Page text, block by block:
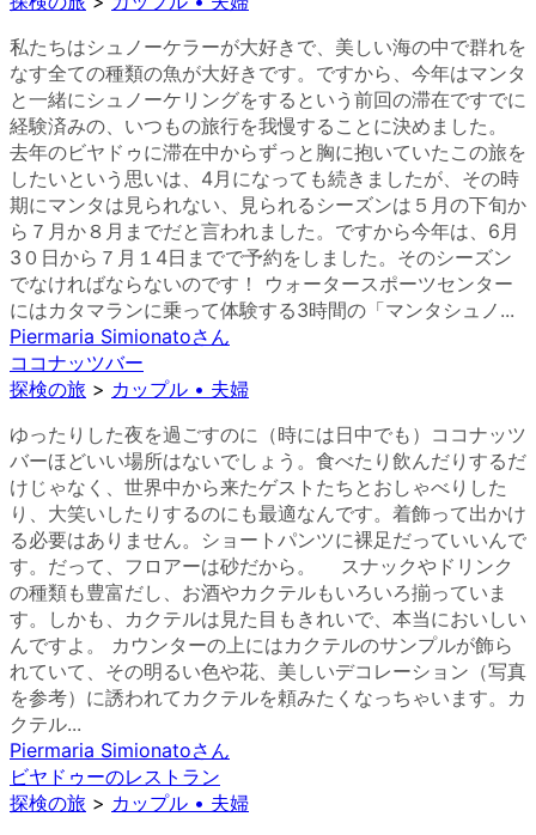
私たちはシュノーケラーが大好きで、美しい海の中で群れを
なす全ての種類の魚が大好きです。ですから、今年はマンタ
と一緒にシュノーケリングをするという前回の滞在ですでに
経験済みの、いつもの旅行を我慢することに決めました。
去年のビヤドゥに滞在中からずっと胸に抱いていたこの旅を
したいという思いは、4月になっても続きましたが、その時
期にマンタは見られない、見られるシーズンは５月の下旬か
ら７月か８月までだと言われました。ですから今年は、6月
3０日から７月１4日までで予約をしました。そのシーズン
でなければならないのです！ ウォータースポーツセンター
にはカタマランに乗って体験する3時間の「マンタシュノ...
Piermaria Simionatoさん
ココナッツバー
探検の旅 > カップル • 夫婦
ゆったりした夜を過ごすのに（時には日中でも）ココナッツ
バーほどいい場所はないでしょう。食べたり飲んだりするだ
けじゃなく、世界中から来たゲストたちとおしゃべりした
り、大笑いしたりするのにも最適なんです。着飾って出かけ
る必要はありません。ショートパンツに裸足だっていいんで
す。だって、フロアーは砂だから。 スナックやドリンク
の種類も豊富だし、お酒やカクテルもいろいろ揃っていま
す。しかも、カクテルは見た目もきれいで、本当においしい
んですよ。 カウンターの上にはカクテルのサンプルが飾ら
れていて、その明るい色や花、美しいデコレーション（写真
を参考）に誘われてカクテルを頼みたくなっちゃいます。カ
クテル...
Piermaria Simionatoさん
ビヤドゥーのレストラン
探検の旅 > カップル • 夫婦